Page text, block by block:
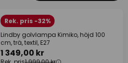
Rek. pris -32%
Lindby golvlampa Kimiko, höjd 100
cm, trä, textil, E27
1 349,00 kr